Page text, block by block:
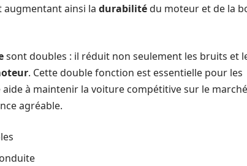
ainsi la durabilitédu moteur et de la
sont doubles : il réduit non seulement les bruits et
. Cette double fonction est essentielle pour les
aide à maintenir la voiture compétitive sur le marché
agréable.